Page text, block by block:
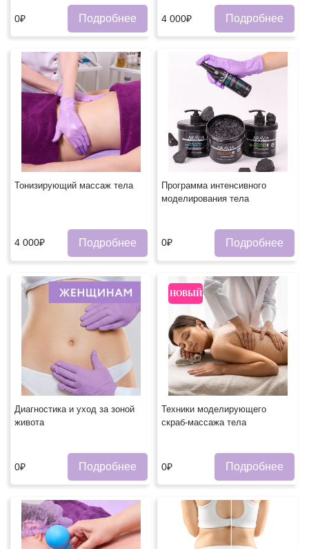
0₽ Подробнее 4 000₽ Подробнее
Тонизирующий массаж тела
4 000₽ Подробнее
Программа интенсивного
моделирования тела
0₽ Подробнее
Диагностика и уход за зоной
живота
0₽ Подробнее
НОВЫЙ
Техники моделирующего
скраб-массажа тела
0₽ Подробнее